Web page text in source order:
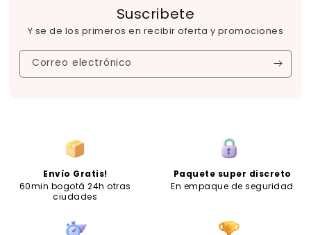
Suscribete
Y se de los primeros en recibir oferta y promociones
Correo electrónico
Envío Gratis!
60min bogotá 24h otras
ciudades
Paquete super discreto
En empaque de seguridad